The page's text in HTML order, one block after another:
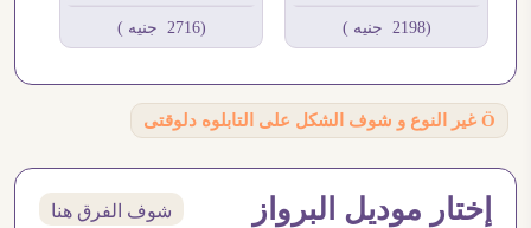
(2198 جنيه ) (2716 جنيه )
Ö غير النوع و شوف الشكل على التابلوه دلوقتى
إختار موديل البرواز شوف الفرق هنا